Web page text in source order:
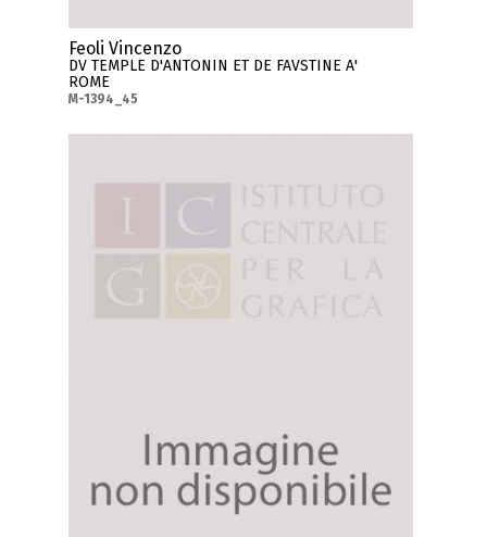
Feoli Vincenzo
DV TEMPLE D'ANTONIN ET DE FAVSTINE A'
ROME
M-1394_45